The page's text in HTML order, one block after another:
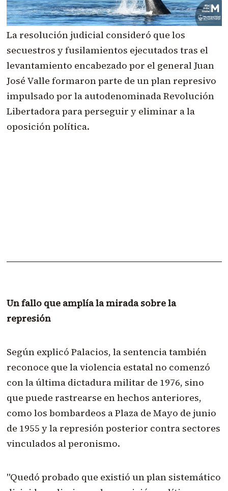
La resolución judicial consideró que los
secuestros y fusilamientos ejecutados tras el
levantamiento encabezado por el general Juan
José Valle formaron parte de un plan represivo
impulsado por la autodenominada Revolución
Libertadora para perseguir y eliminar a la
oposición política.
Un fallo que amplía la mirada sobre la
represión
Según explicó Palacios, la sentencia también
reconoce que la violencia estatal no comenzó
con la última dictadura militar de 1976, sino
que puede rastrearse en hechos anteriores,
como los bombardeos a Plaza de Mayo de junio
de 1955 y la represión posterior contra sectores
vinculados al peronismo.
"Quedó probado que existió un plan sistemático